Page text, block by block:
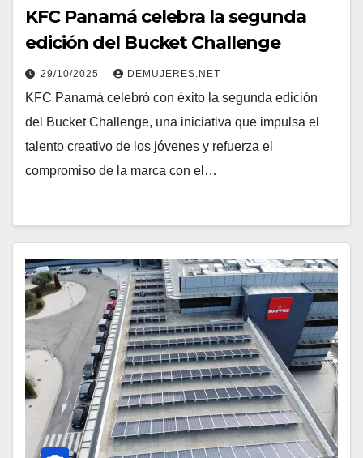
KFC Panamá celebra la segunda
edición del Bucket Challenge
29/10/2025 DEMUJERES.NET
KFC Panamá celebró con éxito la segunda edición
del Bucket Challenge, una iniciativa que impulsa el
talento creativo de los jóvenes y refuerza el
compromiso de la marca con el…